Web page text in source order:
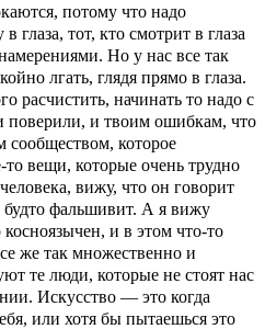
потому что надо
глаза, тот, кто смотрит в глаза
Но у нас все так
лгать, глядя прямо в глаза.
расчистить, начинать то надо с
поверили, и твоим ошибкам, что
которое
вещи, которые очень трудно
вижу, что он говорит
будто фальшивит. А я вижу
и в этом что-то
же так множественно и
те люди, которые не стоят нас
Искусство — это когда
или хотя бы пытаешься это